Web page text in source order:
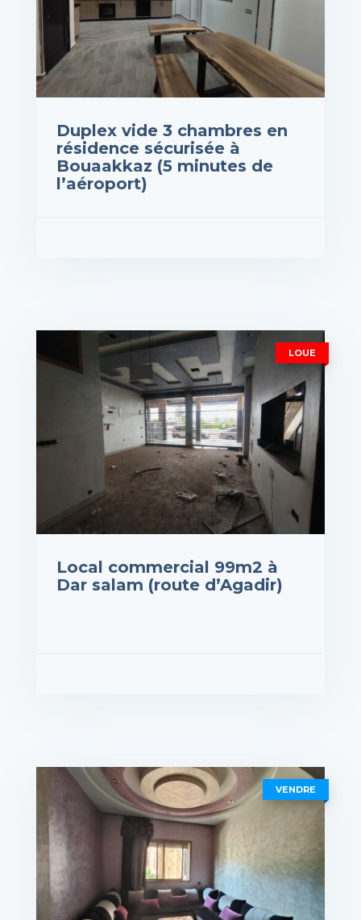
Duplex vide 3 chambres en
résidence sécurisée à
Bouaakkaz (5 minutes de
l’aéroport)
LOUE
Local commercial 99m2 à
Dar salam (route d’Agadir)
VENDRE